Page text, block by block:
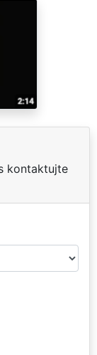
kontaktujte